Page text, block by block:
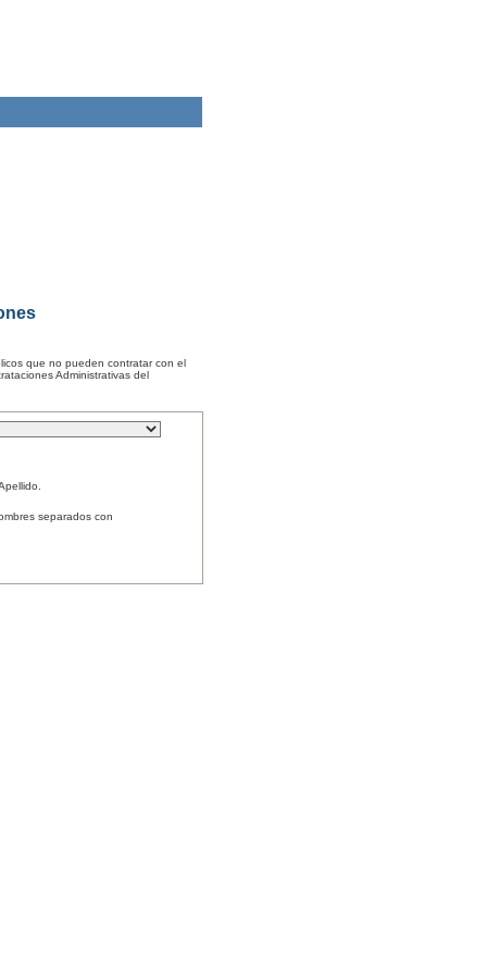
que no pueden contratar con el
Administrativas del
separados con